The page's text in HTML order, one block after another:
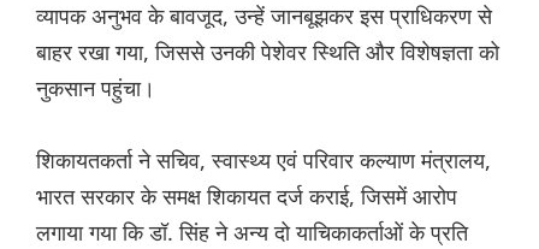
व्यापक अनुभव के बावजूद, उन्हें जानबूझकर इस प्राधिकरण से
बाहर रखा गया, जिससे उनकी पेशेवर स्थिति और विशेषज्ञता को
नुकसान पहुंचा।
शिकायतकर्ता ने सचिव, स्वास्थ्य एवं परिवार कल्याण मंत्रालय,
भारत सरकार के समक्ष शिकायत दर्ज कराई, जिसमें आरोप
लगाया गया कि डॉ. सिंह ने अन्य दो याचिकाकर्ताओं के प्रति